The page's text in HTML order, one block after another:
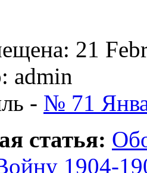
21
admin
- № 71
статья:
1904-